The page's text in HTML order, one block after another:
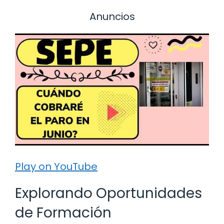
Anuncios
Play on YouTube
Explorando Oportunidades
de Formación